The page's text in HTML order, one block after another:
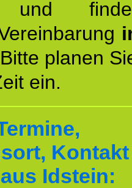
planen
ein.
Idstein: